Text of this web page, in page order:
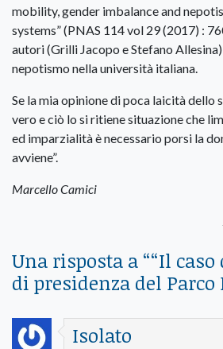
mobility, gender imbalance and
systems” (PNAS 114 vol 29 (2017) :
autori (Grilli Jacopo e Stefano
nepotismo nella università italiana.
Se la mia opinione di poca laicità dello
vero e ciò lo si ritiene situazione che
ed imparzialità è necessario porsi la
avviene”.
Marcello Camici
Una risposta a ““Il
di presidenza del Parco
Isolato